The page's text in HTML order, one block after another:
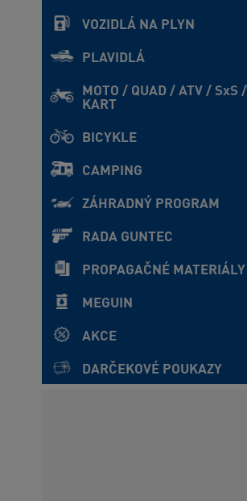
VOZIDLÁ NA PLYN
PLAVIDLÁ
MOTO / QUAD / ATV / SxS /
KART
BICYKLE
CAMPING
ZÁHRADNÝ PROGRAM
RADA GUNTEC
PROPAGAČNÉ MATERIÁLY
MEGUIN
AKCE
DARČEKOVÉ POUKAZY